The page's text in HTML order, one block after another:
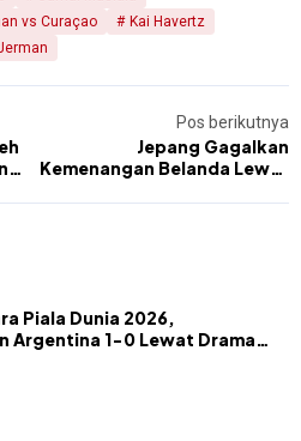
vs Curaçao
Kai Havertz
Pos berikutnya
Jepang Gagalkan
Kemenangan Belanda Lewat
Berakhir Imbang 2-2
Piala Dunia 2026,
Argentina 1-0 Lewat Drama